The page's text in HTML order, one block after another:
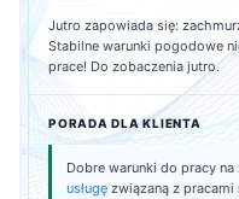
Jutro zapowiada się:
Stabilne warunki pogodowe
prace! Do zobaczenia jutro.
PORADA DLA KLIENTA
Dobre warunki do pracy
usługę związaną z pracami